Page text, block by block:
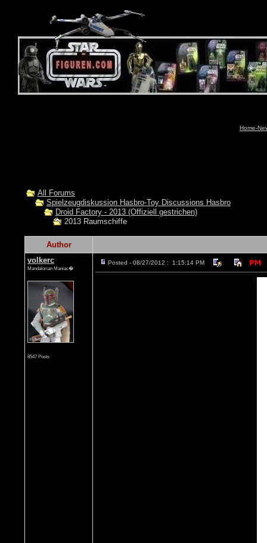
Home-
All Forums
Spielzeugdiskussion Hasbro-Toy Discussions Hasbro
Droid Factory - 2013 (Offiziell gestrichen)
2013 Raumschiffe
Author
volkerc
Mandalorian Maniac�
8547 Posts
Posted - 08/27/2012 : 1:15:14 PM